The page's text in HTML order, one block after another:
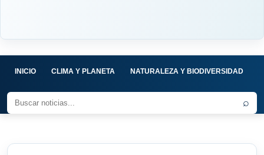
INICIO CLIMA Y PLANETA NATURALEZA Y BIODIVERSIDAD
⌕